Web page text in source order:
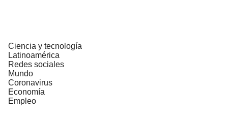
Ciencia y tecnología
Latinoamérica
Redes sociales
Mundo
Coronavirus
Economía
Empleo